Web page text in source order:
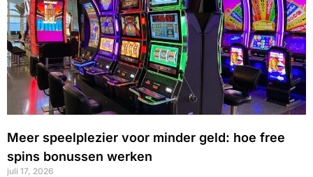
Meer speelplezier voor minder geld: hoe free
spins bonussen werken
juli 17, 2026